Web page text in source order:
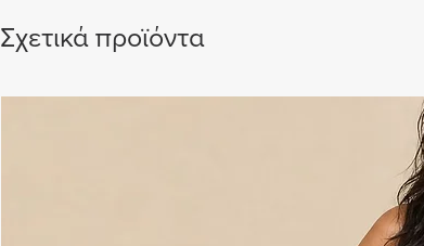
Σχετικά προϊόντα